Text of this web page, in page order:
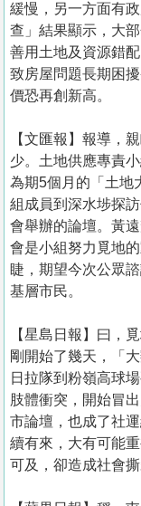
關
於
我
們
緩慢，另一方面有
查」結果顯示，大
善用土地及資源錯
致房屋問題長期困
價恐再創新高。
【文匯報】報導，
少。土地供應專責
為期5個月的「土地
組成員到深水埗探
會舉辦的論壇。黃
會是小組努力覓地
睫，期望今次公眾
基層市民。
【星島日報】曰，
剛開始了幾天，「
日拉隊到粉嶺高球
肢體衝突，開始冒
市論壇，也成了社
續有來，大有可能
可及，卻造成社會